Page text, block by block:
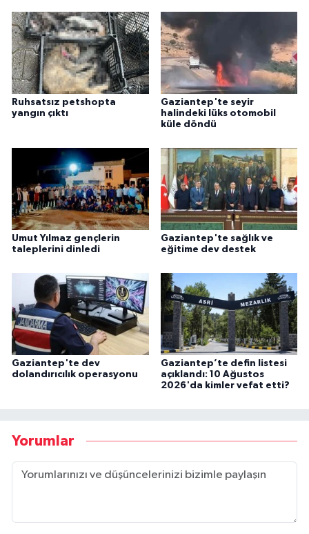
Ruhsatsız petshopta
yangın çıktı
Gaziantep'te seyir
halindeki lüks otomobil
küle döndü
Umut Yılmaz gençlerin
taleplerini dinledi
Gaziantep'te sağlık ve
eğitime dev destek
Gaziantep'te dev
dolandırıcılık operasyonu
Gaziantep’te defin listesi
açıklandı: 10 Ağustos
2026'da kimler vefat etti?
Yorumlar